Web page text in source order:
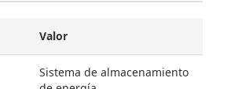
Valor
Sistema de almacenamiento